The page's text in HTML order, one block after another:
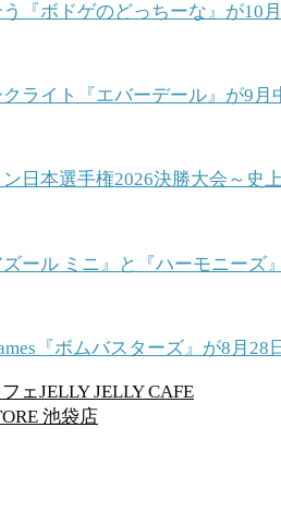
『ボドゲのどっちーな』が10
クライト『エバーデール』が9月
ン日本選手権2026決勝大会～
ズール ミニ』と『ハーモニーズ
『ボムバスターズ』が8月